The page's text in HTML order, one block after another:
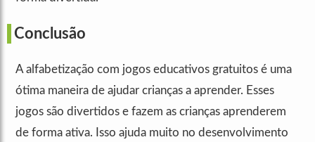
Conclusão
A alfabetização com jogos educativos gratuitos é uma
ótima maneira de ajudar crianças a aprender. Esses
jogos são divertidos e fazem as crianças aprenderem
de forma ativa. Isso ajuda muito no desenvolvimento